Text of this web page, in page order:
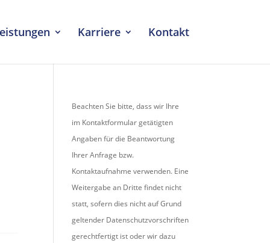
Karriere Kontakt
Beachten Sie bitte, dass wir Ihre
im Kontaktformular getätigten
Angaben für die Beantwortung
Ihrer Anfrage bzw.
Kontaktaufnahme verwenden. Eine
Weitergabe an Dritte findet nicht
statt, sofern dies nicht auf Grund
geltender Datenschutzvorschriften
gerechtfertigt ist oder wir dazu